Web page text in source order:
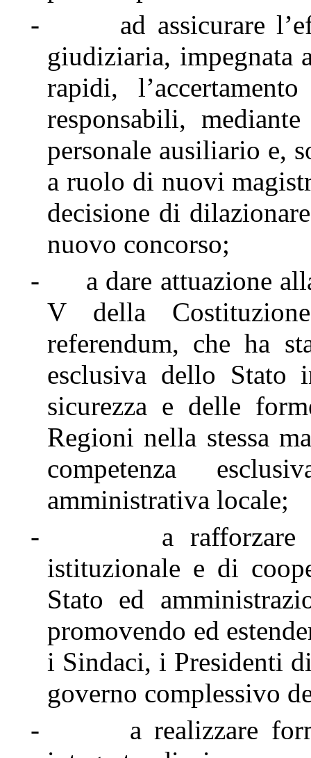
-
ad assicurare
giudiziaria, impegnata
rapidi,
responsabili,
personale ausiliario e,
a ruolo di nuovi
decisione di
nuovo concorso;
-
a dare attuazione
V della
referendum, che ha
esclusiva dello Stato
sicurezza e delle
Regioni nella stessa
competenza
amministrativa locale;
-
a
istituzionale e di
Stato ed
promovendo ed
i Sindaci, i Presidenti
governo complessivo
-
a realizzare